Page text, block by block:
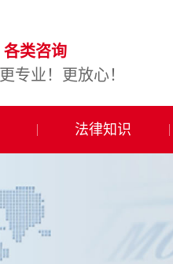
各类咨询
更专业！更放心！
法律知识